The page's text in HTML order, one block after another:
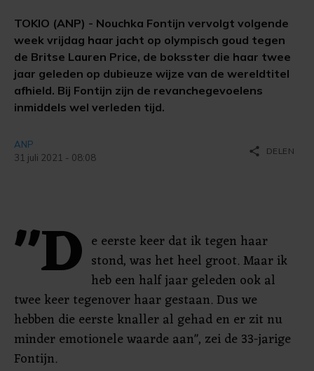
TOKIO (ANP) - Nouchka Fontijn vervolgt volgende
week vrijdag haar jacht op olympisch goud tegen
de Britse Lauren Price, de boksster die haar twee
jaar geleden op dubieuze wijze van de wereldtitel
afhield. Bij Fontijn zijn de revanchegevoelens
inmiddels wel verleden tijd.
ANP
31 juli 2021 - 08:08
share DELEN
"D e eerste keer dat ik tegen haar
stond, was het heel groot. Maar ik
heb een half jaar geleden ook al
twee keer tegenover haar gestaan. Dus we
hebben die eerste knaller al gehad en er zit nu
minder emotionele waarde aan", zei de 33-jarige
Fontijn.